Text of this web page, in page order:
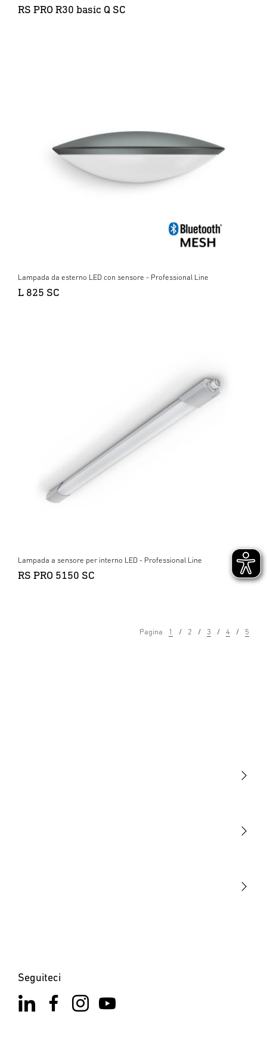
RS PRO R30 basic Q SC
Lampada da esterno LED con sensore - Professional Line
L 825 SC
Lampada a sensore per interno LED - Professional Line
RS PRO 5150 SC
Pagina 1 2 3 4 5
Seguiteci